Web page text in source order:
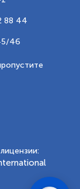
88 44
46